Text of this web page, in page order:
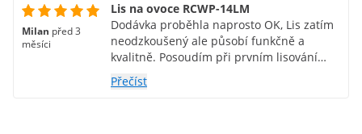
Milan před 3
měsíci
Lis na ovoce RCWP-14LM
Dodávka proběhla naprosto OK, Lis zatím
neodzkoušený ale působí funkčně a
kvalitně. Posoudím při prvním lisování
ovoce.
Přečíst